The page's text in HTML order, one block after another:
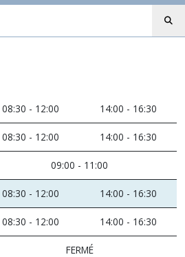
08:30 - 12:00 14:00 - 16:30
08:30 - 12:00 14:00 - 16:30
09:00 - 11:00
08:30 - 12:00 14:00 - 16:30
08:30 - 12:00 14:00 - 16:30
FERMÉ